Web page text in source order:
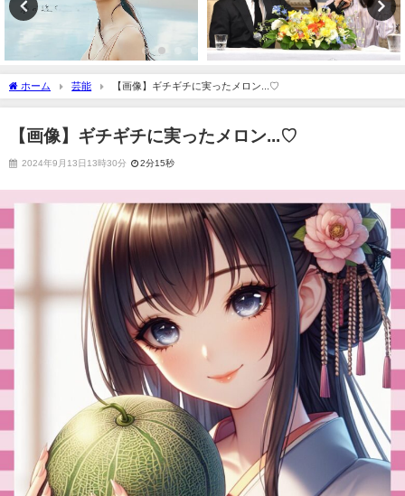
ホーム 芸能 【画像】ギチギチに実ったメロン...♡
【画像】ギチギチに実ったメロン...♡
2024年9月13日13時30分 2分15秒